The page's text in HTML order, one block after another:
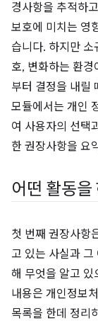
경사항을 추적하
보호에 미치는 영
습니다. 하지만
호, 변화하는 환
부터 결정을 내릴
모듈에서는 개인
여 사용자의 선택
한 권장사항을 요
어떤 활동
첫 번째 권장사항
고 있는 사실과 그
해 무엇을 알고 있
내용은 개인정보
목록을 한데 정리